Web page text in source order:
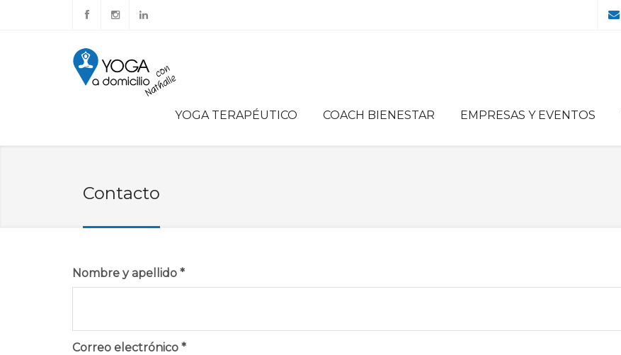
YOGA TERAPÉUTICO COACH BIENESTAR EMPRESAS Y EVENTOS
Contacto
Nombre y apellido *
Correo electrónico *